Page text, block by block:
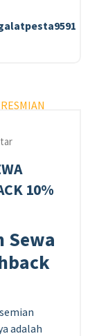
10%
Sewa
adalah